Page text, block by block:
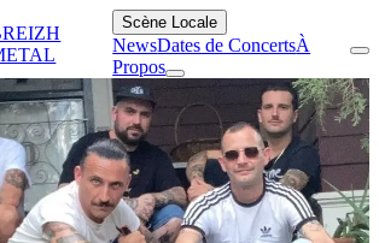
Scène Locale
NewsDates de ConcertsÀ
Propos